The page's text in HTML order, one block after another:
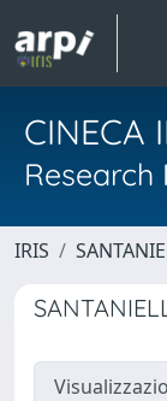
CINECA
IRIS